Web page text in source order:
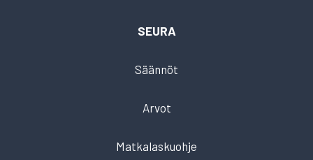
SEURA
Säännöt
Arvot
Matkalaskuohje